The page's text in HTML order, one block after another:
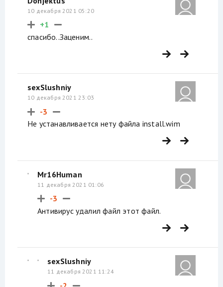
10 декабря 2021 05:20
+1
спасибо..Заценим..
sexSlushniy
10 декабря 2021 23:03
-3
Не устанавливается нету файла install.wim
Mr16Human
11 декабря 2021 01:06
-3
Антивирус удалил файл этот файл.
sexSlushniy
11 декабря 2021 11:24